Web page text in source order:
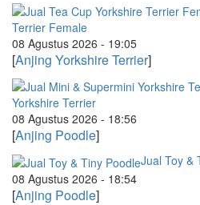
Terrier Female
08 Agustus 2026 - 19:05
[Anjing Yorkshire Terrier]
Yorkshire Terrier
08 Agustus 2026 - 18:56
[Anjing Poodle]
Jual Toy &
08 Agustus 2026 - 18:54
[Anjing Poodle]